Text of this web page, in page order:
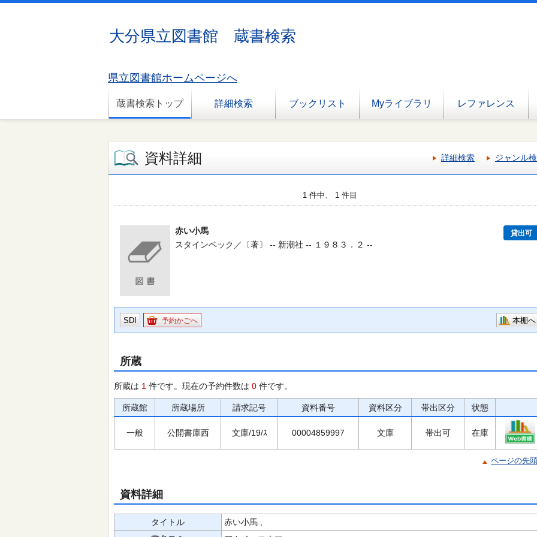
大分県立図書館 蔵書検索
県立図書館ホームページへ
蔵書検索トップ 詳細検索 ブックリスト Myライブラリ レファレンス
資料詳細 詳細検索 ジャンル
1 件中、 1 件目
赤い小馬 貸出可
スタインベック／〔著〕 -- 新潮社 -- １９８３．２ --
SDI 予約かごへ 本棚へ
所蔵
所蔵は 1 件です。現在の予約件数は 0 件です。
所蔵館 所蔵場所 請求記号 資料番号 資料区分 帯出区分 状態
一般 公開書庫西 文庫/19/ｽ 00004859997 文庫 帯出可 在庫
ページの先
資料詳細
タイトル
赤い小馬 ,